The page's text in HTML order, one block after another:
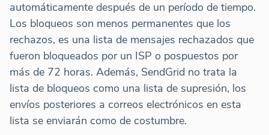
automáticamente después de un período de tiempo.
Los bloqueos son menos permanentes que los
rechazos, es una lista de mensajes rechazados que
fueron bloqueados por un ISP o pospuestos por
más de 72 horas. Además, SendGrid no trata la
lista de bloqueos como una lista de supresión, los
envíos posteriores a correos electrónicos en esta
lista se enviarán como de costumbre.